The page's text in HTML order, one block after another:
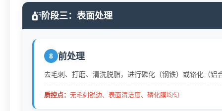
阶段三：表面处理
8 前处理
去毛刺、打磨、清洗脱脂，进行磷化（钢铁）或铬化（铝
质控点： 无毛刺锐边、表面清洁度、磷化膜均匀